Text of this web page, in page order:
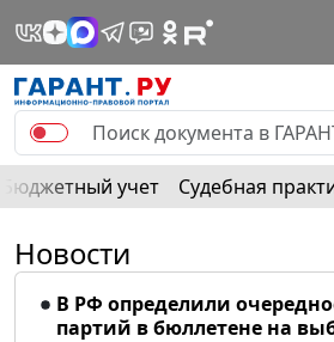
Бюджетный учет Судебная
Новости
В РФ определили
партий в бюллетене на